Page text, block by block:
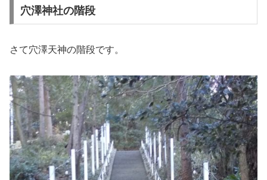
穴澤神社の階段
さて穴澤天神の階段です。